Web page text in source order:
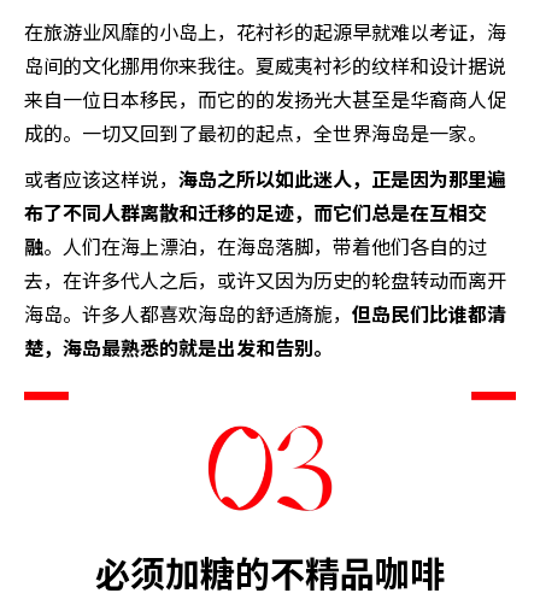
在旅游业风靡的小岛上，花衬衫的起源早就难以考证，海
岛间的文化挪用你来我往。夏威夷衬衫的纹样和设计据说
来自一位日本移民，而它的的发扬光大甚至是华裔商人促
成的。一切又回到了最初的起点，全世界海岛是一家。
或者应该这样说， 海岛之所以如此迷人，正是因为那里遍
布了不同人群离散和迁移的足迹，而它们总是在互相交
融。人们在海上漂泊，在海岛落脚，带着他们各自的过
去，在许多代人之后，或许又因为历史的轮盘转动而离开
海岛。许多人都喜欢海岛的舒适旖旎， 但岛民们比谁都清
楚，海岛最熟悉的就是出发和告别。
必须加糖的不精品咖啡